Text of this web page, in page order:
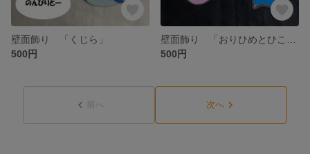
壁面飾り 「くじら」
500円
500円
前へ 次へ